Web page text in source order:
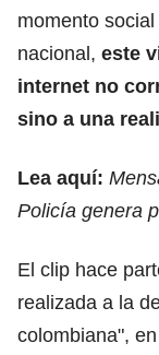
momento
nacional, este
internet no
sino a una
Lea aquí:
Policía genera
El clip hace
realizada a la
colombiana",